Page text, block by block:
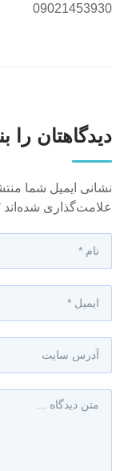
09021453930
دیدگاهتان را
نشانی ایمیل شما
علامت‌گذاری شده‌اند